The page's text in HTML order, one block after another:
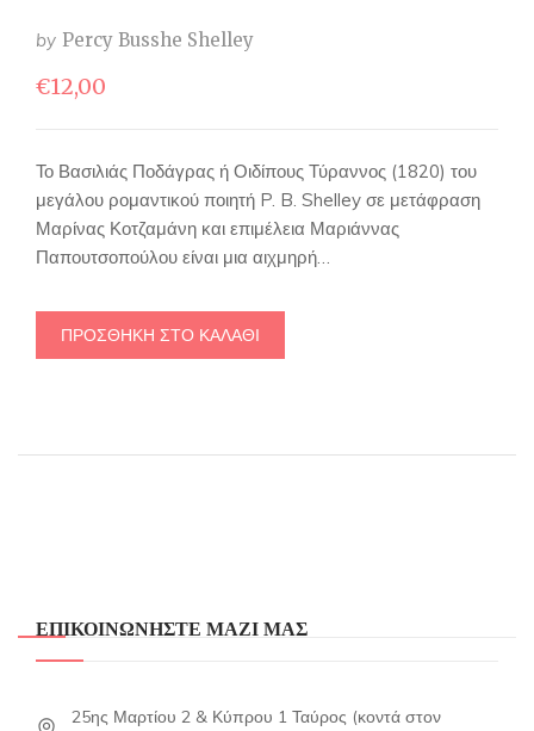
by Percy Busshe Shelley
€12,00
Το Βασιλιάς Ποδάγρας ή Οιδίπους Τύραννος (1820) του
μεγάλου ρομαντικού ποιητή P. B. Shelley σε μετάφραση
Μαρίνας Κοτζαμάνη και επιμέλεια Μαριάννας
Παπουτσοπούλου είναι μια αιχμηρή…
ΠΡΟΣΘΉΚΗ ΣΤΟ ΚΑΛΆΘΙ
ΕΠΙΚΟΙΝΩΝΗΣΤΕ ΜΑΖΙ ΜΑΣ
25ης Μαρτίου 2 & Κύπρου 1 Ταύρος (κοντά στον